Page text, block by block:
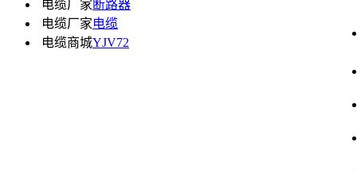
电缆厂家断路器
电缆厂家电缆
电缆商城YJV72